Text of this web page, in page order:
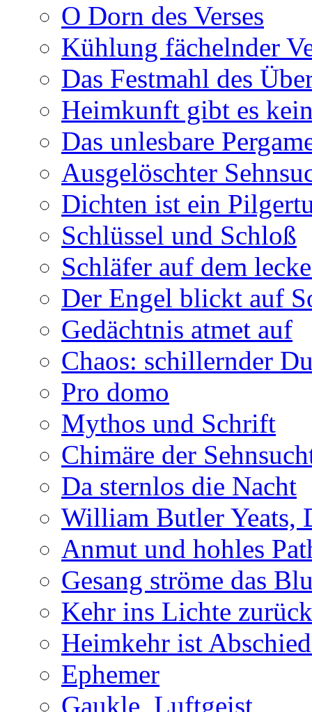
O Dorn des Verses
Kühlung fächelnder
Das Festmahl des
Heimkunft gibt es
Das unlesbare
Ausgelöschter
Dichten ist ein
Schlüssel und Schloß
Schläfer auf dem
Der Engel blickt auf
Gedächtnis atmet auf
Chaos: schillernder
Pro domo
Mythos und Schrift
Chimäre der
Da sternlos die Nacht
William Butler Yeats,
Anmut und hohles
Gesang ströme das
Kehr ins Lichte zurück
Heimkehr ist
Ephemer
Gaukle, Luftgeist